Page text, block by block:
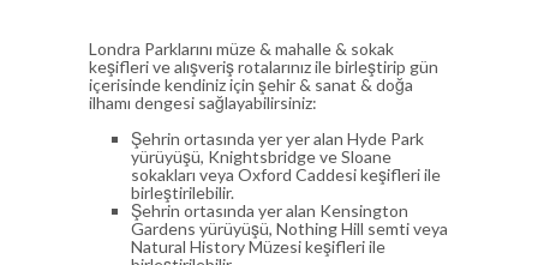
Londra Parklarını müze & mahalle & sokak
keşifleri ve alışveriş rotalarınız ile birleştirip gün
içerisinde kendiniz için şehir & sanat & doğa
ilhamı dengesi sağlayabilirsiniz:
Şehrin ortasında yer yer alan Hyde Park
yürüyüşü, Knightsbridge ve Sloane
sokakları veya Oxford Caddesi keşifleri ile
birleştirilebilir.
Şehrin ortasında yer alan Kensington
Gardens yürüyüşü, Nothing Hill semti veya
Natural History Müzesi keşifleri ile